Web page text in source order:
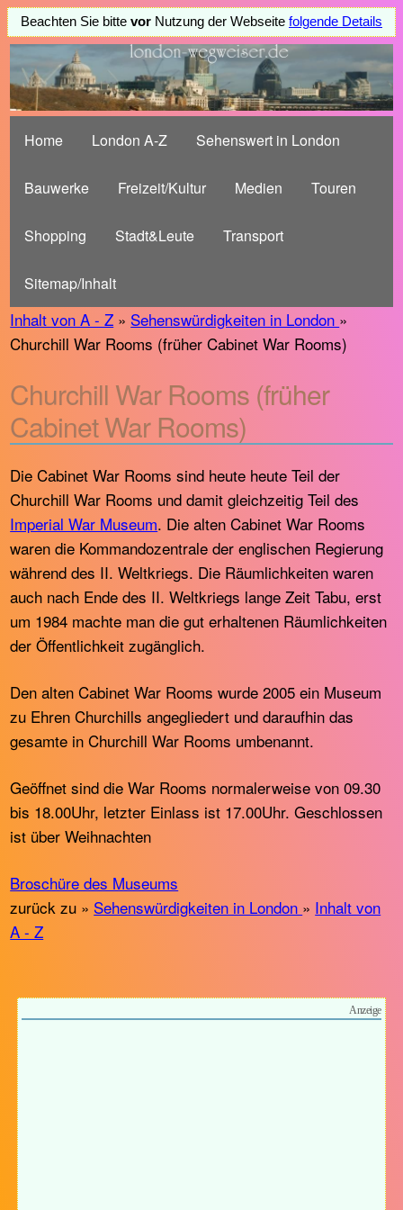
Beachten Sie bitte vor Nutzung der Webseite folgende Details
Home London A-Z Sehenswert in London
Bauwerke Freizeit/Kultur Medien Touren
Shopping Stadt&Leute Transport
Sitemap/Inhalt
Inhalt von A - Z » Sehenswürdigkeiten in London »
Churchill War Rooms (früher Cabinet War Rooms)
Churchill War Rooms (früher
Cabinet War Rooms)
Die Cabinet War Rooms sind heute heute Teil der
Churchill War Rooms und damit gleichzeitig Teil des
Imperial War Museum. Die alten Cabinet War Rooms
waren die Kommandozentrale der englischen Regierung
während des II. Weltkriegs. Die Räumlichkeiten waren
auch nach Ende des II. Weltkriegs lange Zeit Tabu, erst
um 1984 machte man die gut erhaltenen Räumlichkeiten
der Öffentlichkeit zugänglich.
Den alten Cabinet War Rooms wurde 2005 ein Museum
zu Ehren Churchills angegliedert und daraufhin das
gesamte in Churchill War Rooms umbenannt.
Geöffnet sind die War Rooms normalerweise von 09.30
bis 18.00Uhr, letzter Einlass ist 17.00Uhr. Geschlossen
ist über Weihnachten
Broschüre des Museums
zurück zu » Sehenswürdigkeiten in London » Inhalt von
A - Z
Anzeige